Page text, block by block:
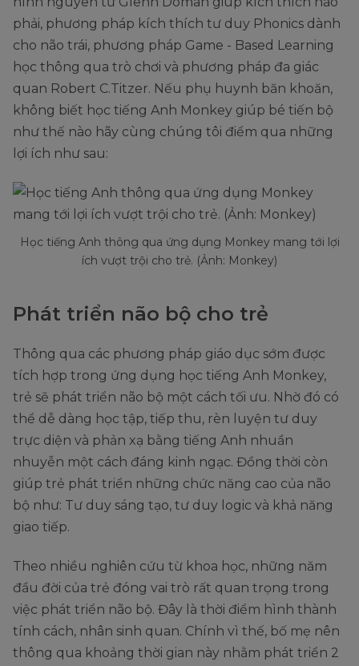
phải, phương pháp kích thích tư duy Phonics dành
cho não trái, phương pháp Game - Based Learning
học thông qua trò chơi và phương pháp đa giác
quan Robert C.Titzer. Nếu phụ huynh băn khoăn,
không biết học tiếng Anh Monkey giúp bé tiến bộ
như thế nào hãy cùng chúng tôi điểm qua những
lợi ích như sau:
Học tiếng Anh thông qua ứng dụng Monkey mang tới lợi
ích vượt trội cho trẻ. (Ảnh: Monkey)
Phát triển não bộ cho trẻ
Thông qua các phương pháp giáo dục sớm được
tích hợp trong ứng dụng học tiếng Anh Monkey,
trẻ sẽ phát triển não bộ một cách tối ưu. Nhờ đó có
thể dễ dàng học tập, tiếp thu, rèn luyện tư duy
trực diện và phản xạ bằng tiếng Anh nhuần
nhuyễn một cách đáng kinh ngạc. Đồng thời còn
giúp trẻ phát triển những chức năng cao của não
bộ như: Tư duy sáng tạo, tư duy logic và khả năng
giao tiếp.
Theo nhiều nghiên cứu từ khoa học, những năm
đầu đời của trẻ đóng vai trò rất quan trọng trong
việc phát triển não bộ. Đây là thời điểm hình thành
tính cách, nhân sinh quan. Chính vì thế, bố mẹ nên
thông qua khoảng thời gian này nhằm phát triển 2